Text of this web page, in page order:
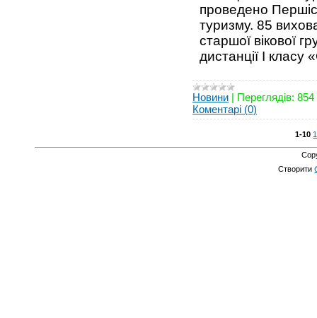
проведено
туризму. 85
старшої вікової
дистанції І
Новини | Переглядів: 854
Коментарі (0)
1-10
Створити